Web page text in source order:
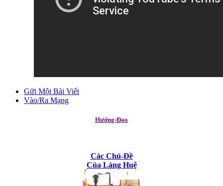
Gửi Một Bài Viết
Vào/Ra Mạng
Hướng-Đạo
Các Chủ-Đề
Của Làng Huệ